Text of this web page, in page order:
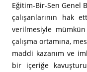
Eğitim-Bir-Sen Genel
çalışanlarının hak
verilmesiyle
çalışma ortamına,
maddi kazanım ve
bir içeriğe